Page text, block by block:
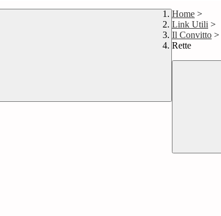
Home >
Link Utili >
Il Convitto >
Rette